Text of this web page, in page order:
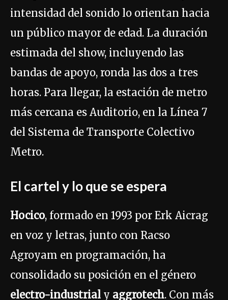
intensidad del sonido lo orientan hacia
un público mayor de edad. La duración
estimada del show, incluyendo las
bandas de apoyo, ronda las dos a tres
horas. Para llegar, la estación de metro
más cercana es Auditorio, en la Línea 7
del Sistema de Transporte Colectivo
Metro.
El cartel y lo que se espera
Hocico, formado en 1993 por Erk Aicrag
en voz y letras, junto con Racso
Agroyam en programación, ha
consolidado su posición en el género
electro-industrial y aggrotech. Con más